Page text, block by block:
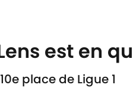
est en
place de Ligue 1